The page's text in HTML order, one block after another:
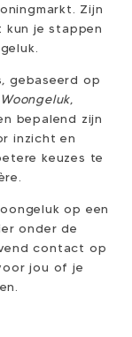
Zijn
kun je stappen
gebaseerd op
,
bepalend zijn
inzicht en
keuzes te
op een
onder de
contact op
jou of je